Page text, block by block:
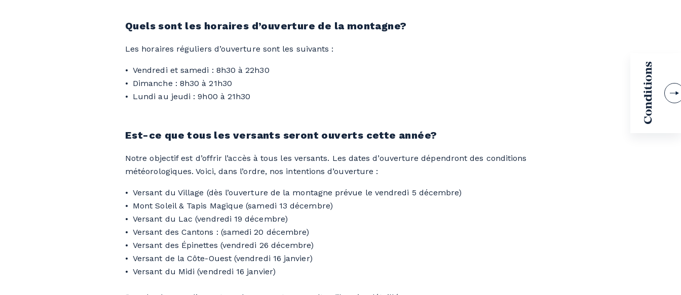
Quels sont les horaires d’ouverture de la montagne?
Les horaires réguliers d’ouverture sont les suivants :
Vendredi et samedi : 8h30 à 22h30
Dimanche : 8h30 à 21h30
Lundi au jeudi : 9h00 à 21h30
Est-ce que tous les versants seront ouverts cette année?
Notre objectif est d’offrir l’accès à tous les versants. Les dates d’ouverture dépendront des conditions
météorologiques. Voici, dans l’ordre, nos intentions d’ouverture :
Versant du Village (dès l’ouverture de la montagne prévue le vendredi 5 décembre)
Mont Soleil & Tapis Magique (samedi 13 décembre)
Versant du Lac (vendredi 19 décembre)
Versant des Cantons : (samedi 20 décembre)
Versant des Épinettes (vendredi 26 décembre)
Versant de la Côte-Ouest (vendredi 16 janvier)
Versant du Midi (vendredi 16 janvier)